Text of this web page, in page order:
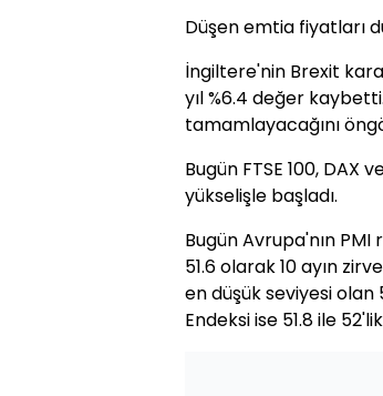
Düşen emtia fiyatları
İngiltere'nin Brexit
yıl %6.4 değer
tamamlayacağını
Bugün FTSE 100, DAX
yükselişle başladı.
Bugün Avrupa'nın PMI
51.6 olarak 10 ayın
en düşük seviyesi
Endeksi ise 51.8 ile